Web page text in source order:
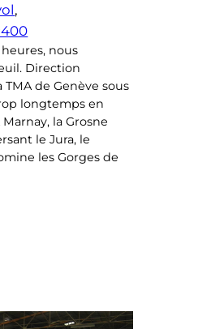
nous
Direction
de Genève sous
longtemps en
la Grosne
le Jura, le
les Gorges de